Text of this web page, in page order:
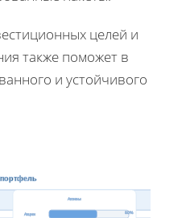
целей и
также поможет в
и устойчивого
Активы
Акции 60%